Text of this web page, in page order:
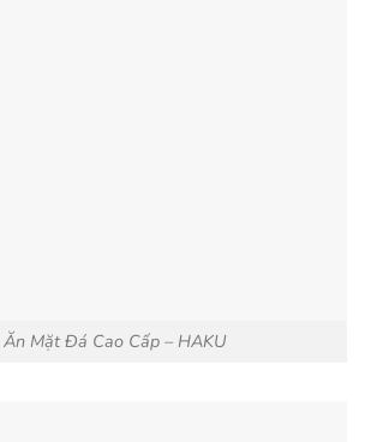
Ăn Mặt Đá Cao Cấp – HAKU